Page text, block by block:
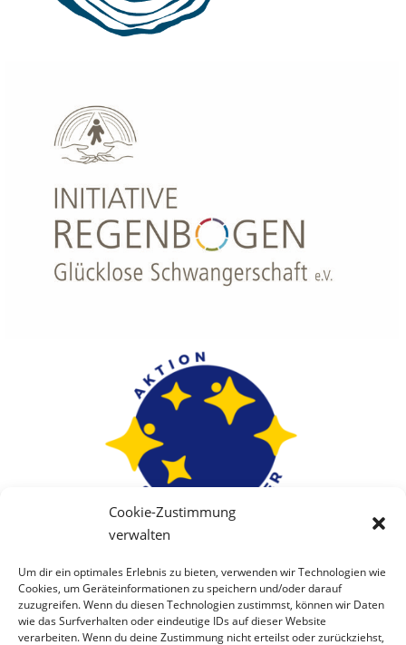
Cookie-Zustimmung
verwalten
Um dir ein optimales Erlebnis zu bieten, verwenden wir Technologien wie
Cookies, um Geräteinformationen zu speichern und/oder darauf
zuzugreifen. Wenn du diesen Technologien zustimmst, können wir Daten
wie das Surfverhalten oder eindeutige IDs auf dieser Website
verarbeiten. Wenn du deine Zustimmung nicht erteilst oder zurückziehst,